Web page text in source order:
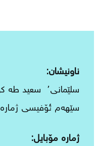
ناونیشان:
سێهەم ئۆفیسی ژمارە 15
ژمارە مۆبایل: